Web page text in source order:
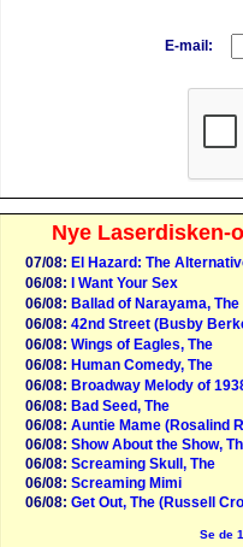
E-mail:
Nye Laserdisken-
07/08: El Hazard: The
06/08: I Want Your Sex
06/08: Ballad of Narayama,
06/08: 42nd Street (Busby
06/08: Wings of Eagles, The
06/08: Human Comedy, The
06/08: Broadway Melody of
06/08: Bad Seed, The
06/08: Auntie Mame (Rosalind
06/08: Show About the Show,
06/08: Screaming Skull, The
06/08: Screaming Mimi
06/08: Get Out, The (Russell
Se de